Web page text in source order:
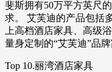
斐斯拥有50万平方英尺
求。 艾芙迪的产品包括
上高档酒店家具、高级
量身定制的“艾芙迪”品牌
Top 10.丽湾酒店家具